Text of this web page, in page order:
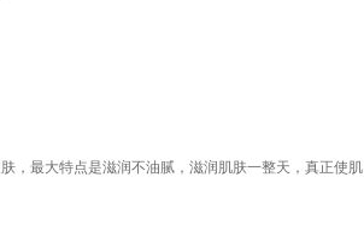
，最大特点是滋润不油腻，滋润肌肤一整天，真正使肌